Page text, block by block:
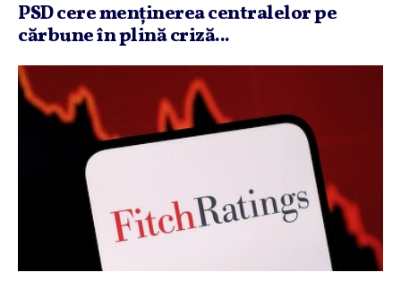
PSD cere menţinerea centralelor pe
cărbune în plină criză...